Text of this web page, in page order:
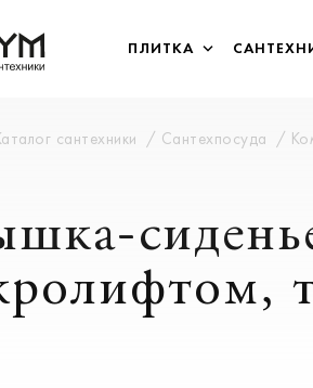
ПЛИТКА
сантехники Сантехпосуда